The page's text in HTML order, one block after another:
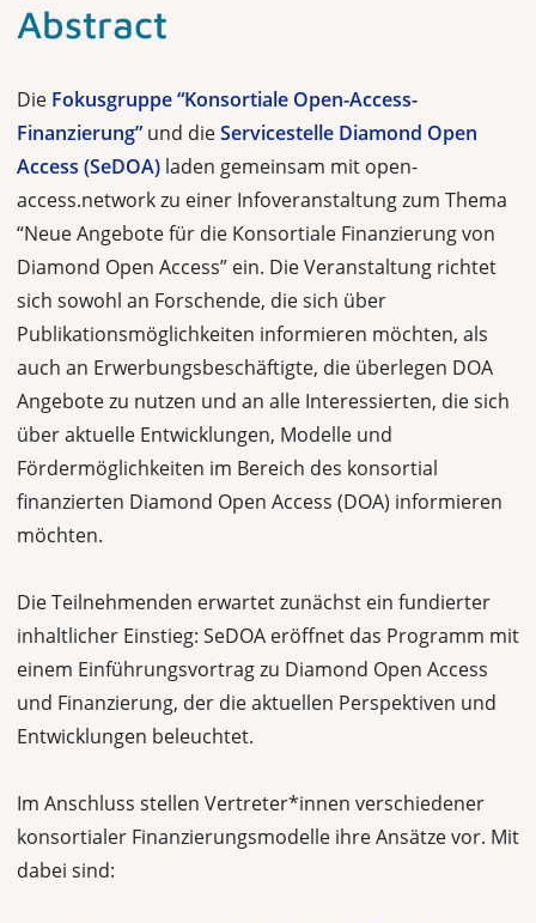
Abstract
Die Fokusgruppe “Konsortiale Open-Access-
Finanzierung” und dieServicestelle Diamond Open
Access (SeDOA) laden gemeinsam mit open-
access.network zu einer Infoveranstaltung zum Thema
“Neue Angebote für die Konsortiale Finanzierung von
Diamond Open Access” ein. Die Veranstaltung richtet
sich sowohl an Forschende, die sich über
Publikationsmöglichkeiten informieren möchten, als
auch an Erwerbungsbeschäftigte, die überlegen DOA
Angebote zu nutzen und an alle Interessierten, die sich
über aktuelle Entwicklungen, Modelle und
Fördermöglichkeiten im Bereich des konsortial
finanzierten Diamond Open Access (DOA) informieren
möchten.
Die Teilnehmenden erwartet zunächst ein fundierter
inhaltlicher Einstieg: SeDOA eröffnet das Programm mit
einem Einführungsvortrag zu Diamond Open Access
und Finanzierung, der die aktuellen Perspektiven und
Entwicklungen beleuchtet.
Im Anschluss stellen Vertreter*innen verschiedener
konsortialer Finanzierungsmodelle ihre Ansätze vor. Mit
dabei sind: